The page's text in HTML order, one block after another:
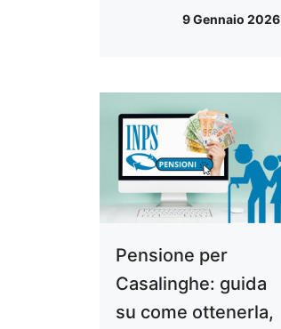
9 Gennaio 2026
Pensione per
Casalinghe: guida
su come ottenerla,